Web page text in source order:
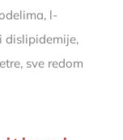
l-
dislipidemije,
sve redom